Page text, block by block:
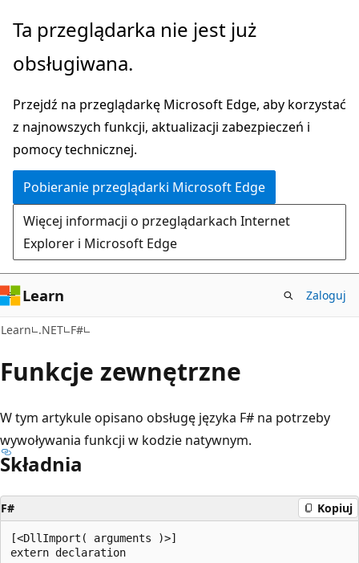
Przejdź
głównej
Ta przeglądarka nie jest już
obsługiwana.
Przejdź na przeglądarkę Microsoft Edge, aby korzystać
z najnowszych funkcji, aktualizacji zabezpieczeń i
pomocy technicznej.
Pobieranie przeglądarki Microsoft Edge
Więcej informacji o przeglądarkach Internet
Explorer i Microsoft Edge
Learn Zaloguj
Learn .NET F#
Funkcje zewnętrzne
W tym artykule opisano obsługę języka F# na potrzeby
wywoływania funkcji w kodzie natywnym.
Składnia
F# Kopiuj
[<DllImport( arguments )>]